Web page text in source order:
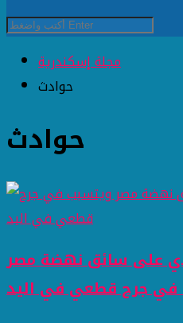
مجلة إسكندرية
حوادث
حوادث
على سائق نهضة مصر
في جرح قطعي في اليد